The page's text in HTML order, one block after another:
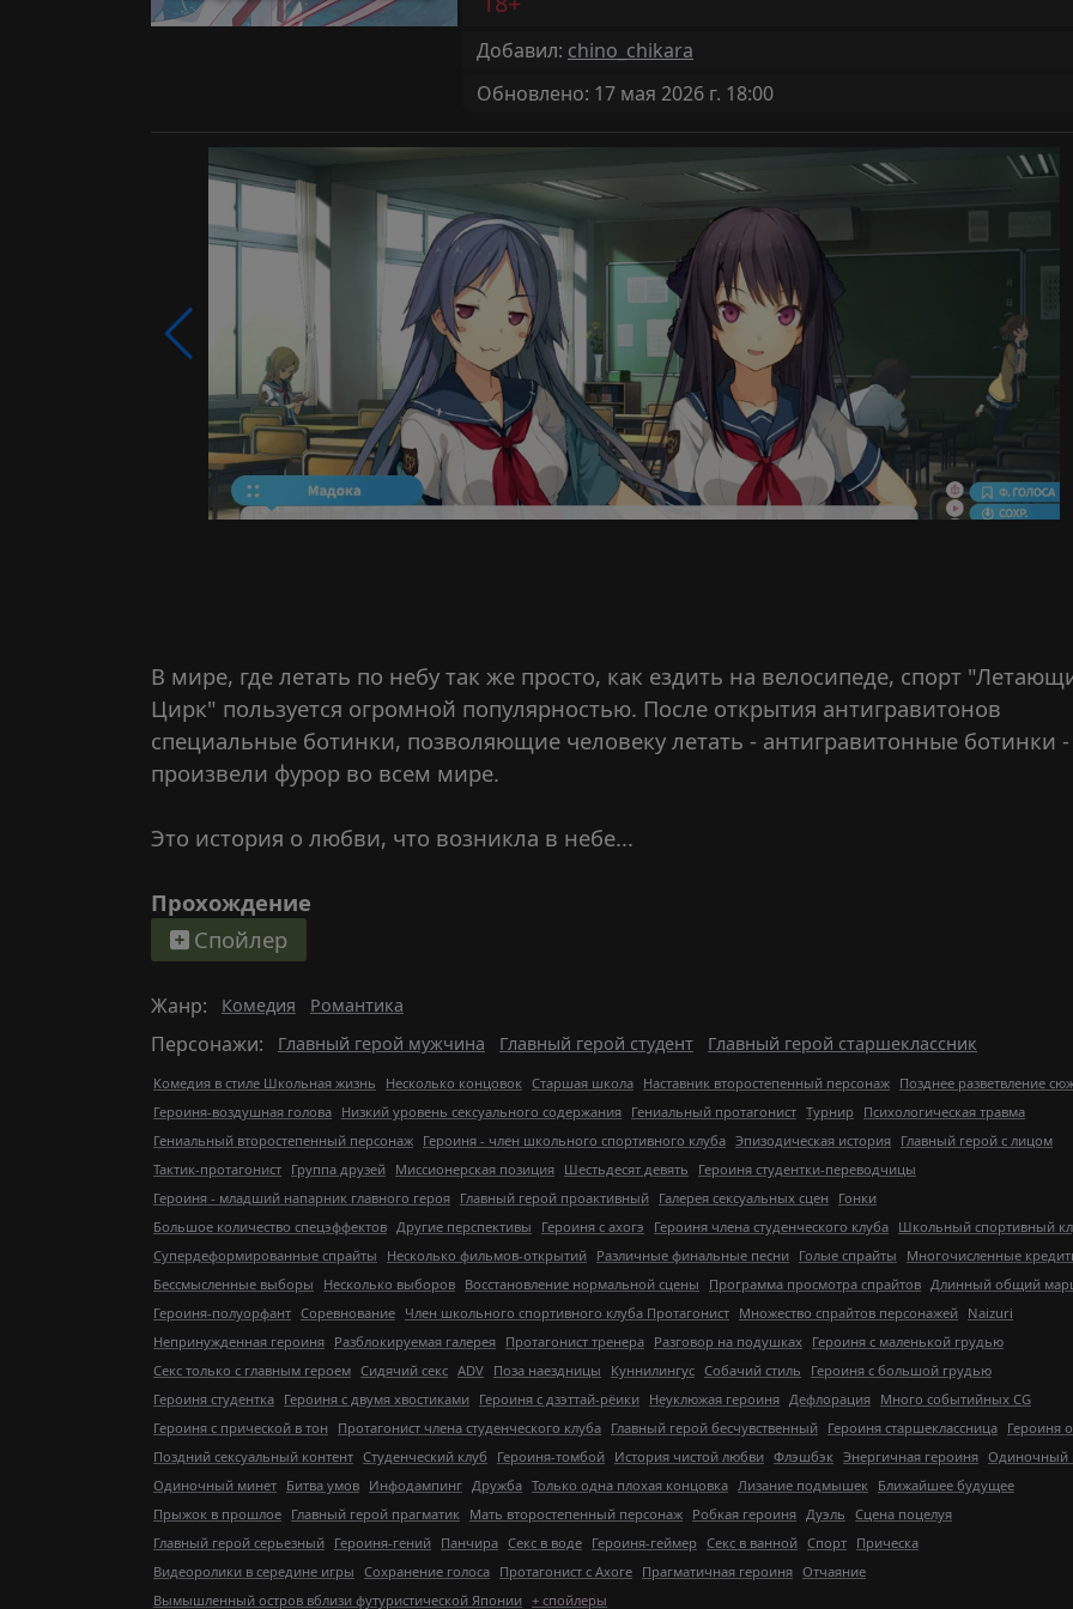
Добавил: chino_chikara
Обновлено: 17 мая 2026 г. 18:00
В мире, где летать по небу так же просто, как ездить на велосипеде, спорт
Цирк" пользуется огромной популярностью. После открытия антигравитонов
специальные ботинки, позволяющие человеку летать - антигравитонные ботинки -
произвели фурор во всем мире.
Это история о любви, что возникла в небе...
Прохождение
Спойлер
Жанр: Комедия Романтика
Персонажи: Главный герой мужчина Главный герой студент Главный герой старшеклассник
Комедия в стиле Школьная жизнь Несколько концовок Старшая школа Наставник второстепенный персонаж Позднее разветвление
Героиня-воздушная голова Низкий уровень сексуального содержания Гениальный протагонист Турнир
Психологическая травма
Гениальный второстепенный персонаж Героиня - член школьного спортивного клуба Эпизодическая история Главный герой с лицом
Тактик-протагонист Группа друзей Миссионерская позиция Шестьдесят девять
Героиня студентки-переводчицы
Героиня - младший напарник главного героя Главный герой проактивный Галерея сексуальных сцен
Гонки
Большое количество спецэффектов Другие перспективы Героиня с ахогэ Героиня члена студенческого клуба Школьный спортивный
Супердеформированные спрайты
Несколько фильмов-открытий Различные финальные песни Голые спрайты
Многочисленные
Бессмысленные выборы
Несколько выборов Восстановление нормальной сцены Программа просмотра спрайтов Длинный общий
Героиня-полуорфант Соревнование Член школьного спортивного клуба Протагонист Множество спрайтов персонажей Naizuri
Непринужденная героиня Разблокируемая галерея Протагонист тренера Разговор на подушках Героиня с маленькой грудью
Секс только с главным героем Сидячий секс ADV Поза наездницы Куннилингус Собачий стиль
Героиня с большой грудью
Героиня студентка Героиня с двумя хвостиками Героиня с дзэттай-рёики Неуклюжая героиня Дефлорация Много событийных CG
Героиня с прической в тон
Протагонист члена студенческого клуба Главный герой бесчувственный Героиня старшеклассница Героиня
Поздний сексуальный контент Студенческий клуб Героиня-томбой История чистой любви Флэшбэк Энергичная героиня Одиночный
Одиночный минет Битва умов Инфодампинг Дружба Только одна плохая концовка Лизание подмышек Ближайшее будущее
Прыжок в прошлое Главный герой прагматик Мать второстепенный персонаж Робкая героиня Дуэль Сцена поцелуя
Главный герой серьезный Героиня-гений Панчира Секс в воде Героиня-геймер Секс в ванной Спорт Прическа
Видеоролики в середине игры Сохранение голоса Протагонист с Ахоге Прагматичная героиня Отчаяние
Вымышленный остров вблизи футуристической Японии + спойлеры